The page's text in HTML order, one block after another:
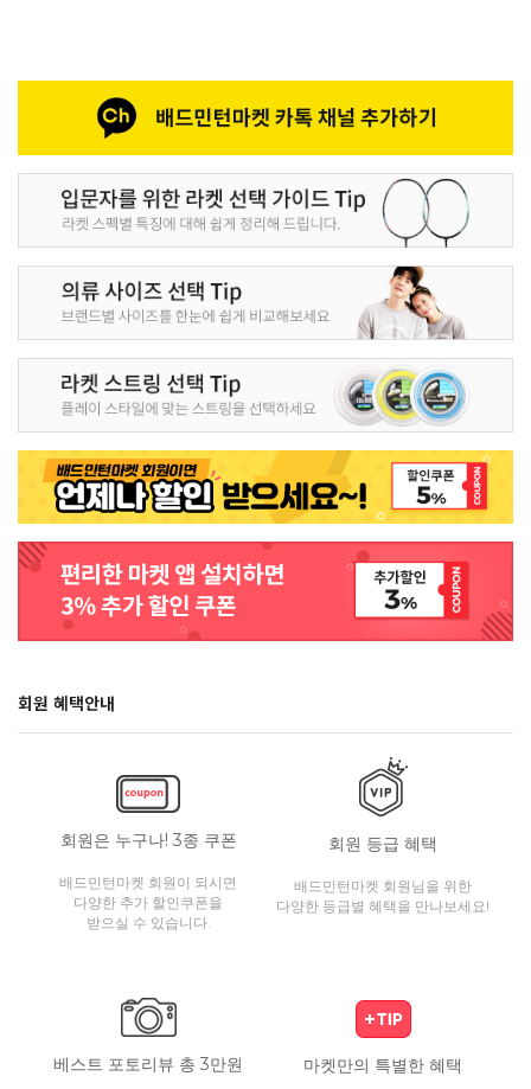
회원 혜택안내
회원은 누구나! 3종 쿠폰
배드민턴마켓 회원이 되시면
다양한 추가 할인쿠폰을
받으실 수 있습니다.
회원 등급 혜택
배드민턴마켓 회원님을 위한
다양한 등급별 혜택을 만나보세요!
베스트 포토리뷰 총 3만원 마켓만의 특별한 혜택